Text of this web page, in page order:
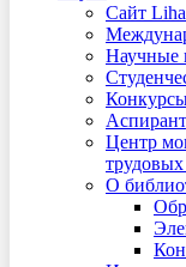
Сайт
Научные
Центр
О